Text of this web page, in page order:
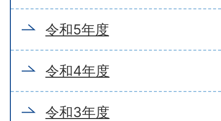
令和5年度
令和4年度
令和3年度